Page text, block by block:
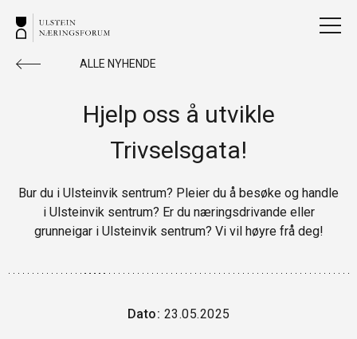
ALLE NYHENDE
Hjelp oss å utvikle
Trivselsgata!
Bur du i Ulsteinvik sentrum? Pleier du å besøke og handle
i Ulsteinvik sentrum? Er du næringsdrivande eller
grunneigar i Ulsteinvik sentrum? Vi vil høyre frå deg!
Dato: 23.05.2025